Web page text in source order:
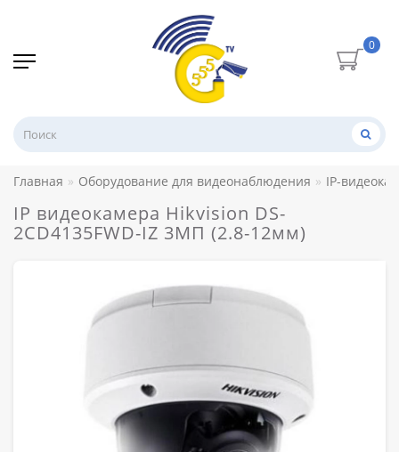
0
Главная Оборудование для видеонаблюдения IP-
IP видеокамера Hikvision DS-
2CD4135FWD-IZ 3МП (2.8-12мм)